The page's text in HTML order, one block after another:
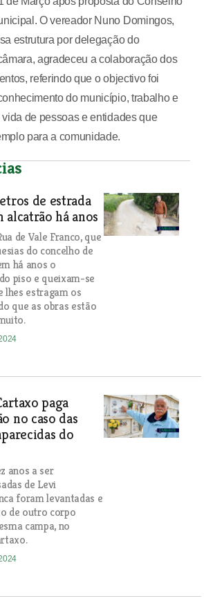
O vereador Nuno Domingos,
estrutura por delegação do
agradeceu a colaboração dos
referindo que o objectivo foi
do município, trabalho e
de pessoas e entidades que
para a comunidade.
de estrada
alcatrão há anos
de Vale Franco, que
do concelho de
há anos o
piso e queixam-se
lhes estragam os
que as obras estão
paga
no caso das
do
anos a ser
de Levi
foram levantadas e
de outro corpo
campa, no